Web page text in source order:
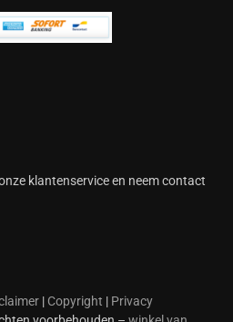
klantenservice en neem contact
| Copyright | Privacy